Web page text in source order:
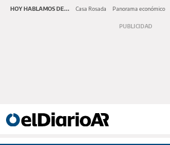
HOY HABLAMOS DE... Casa Rosada Panorama económico